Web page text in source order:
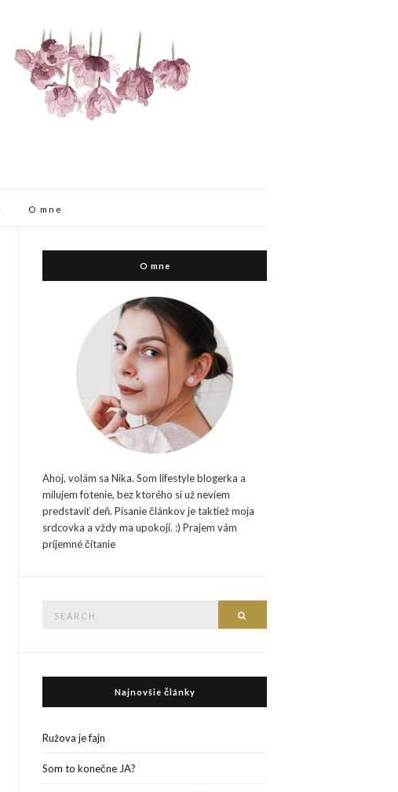
O mne
O mne
Ahoj, volám sa Nika. Som lifestyle blogerka a
milujem fotenie, bez ktorého si už neviem
predstaviť deň. Písanie článkov je taktiež moja
srdcovka a vždy ma upokojí. :) Prajem vám
príjemné čítanie
Najnovšie články
Ružova je fajn
Som to konečne JA?